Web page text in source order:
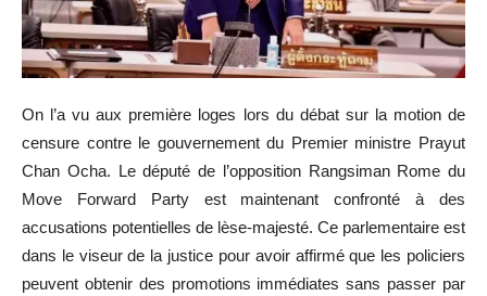
On l’a vu aux première loges lors du débat sur la motion de
censure contre le gouvernement du Premier ministre Prayut
Chan Ocha. Le député de l’opposition Rangsiman Rome du
Move Forward Party est maintenant confronté à des
accusations potentielles de lèse-majesté. Ce parlementaire est
dans le viseur de la justice pour avoir affirmé que les policiers
peuvent obtenir des promotions immédiates sans passer par